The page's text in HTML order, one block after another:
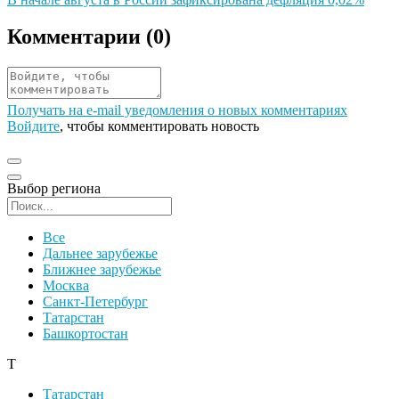
Комментарии (0)
Получать на e‑mail уведомления о новых комментариях
Войдите, чтобы комментировать новость
Выбор региона
Все
Дальнее зарубежье
Ближнее зарубежье
Москва
Санкт-Петербург
Татарстан
Башкортостан
Т
Татарстан